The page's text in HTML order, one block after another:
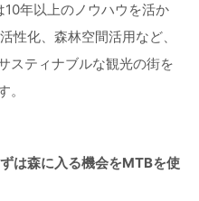
10年以上のノウハウを活か
性化、森林空間活用など、
スティナブルな観光の街を
。
は森に入る機会をMTBを使